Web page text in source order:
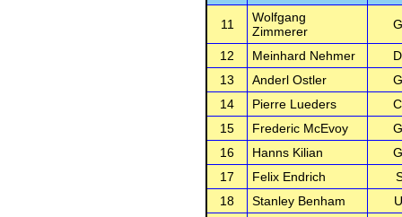
11
Wolfgang
Zimmerer
12 Meinhard Nehmer
13
Anderl Ostler
14
Pierre Lueders
15
Frederic McEvoy
16
Hanns Kilian
17
Felix Endrich
18
Stanley Benham